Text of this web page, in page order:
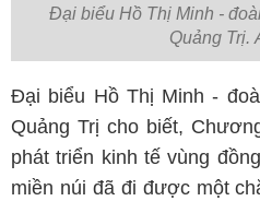
Đại biểu Hồ Thị Minh -
Quảng Trị.
Đại biểu Hồ Thị Minh -
Quảng Trị cho biết,
phát triển kinh tế vùng
miền núi đã đi được một